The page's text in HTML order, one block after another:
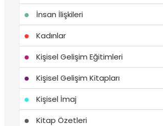
İnsan İlişkileri
Kadınlar
Kişisel Gelişim Eğitimleri
Kişisel Gelişim Kitapları
Kişisel İmaj
Kitap Özetleri